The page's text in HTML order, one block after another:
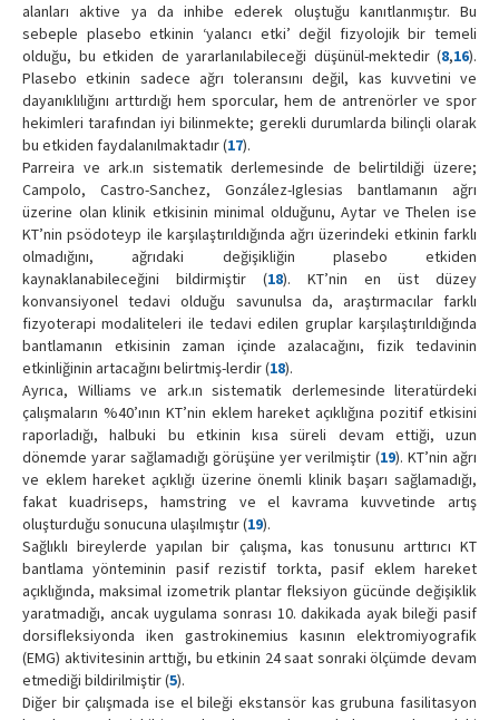
alanları aktive ya da inhibe ederek oluştuğu kanıtlanmıştır. Bu
sebeple plasebo etkinin ‘yalancı etki’ değil fizyolojik bir temeli
olduğu, bu etkiden de yararlanılabileceği düşünül-mektedir (8,16).
Plasebo etkinin sadece ağrı toleransını değil, kas kuvvetini ve
dayanıklılığını arttırdığı hem sporcular, hem de antrenörler ve spor
hekimleri tarafından iyi bilinmekte; gerekli durumlarda bilinçli olarak
bu etkiden faydalanılmaktadır (17).
Parreira ve ark.ın sistematik derlemesinde de belirtildiği üzere;
Campolo, Castro-Sanchez, González-Iglesias bantlamanın ağrı
üzerine olan klinik etkisinin minimal olduğunu, Aytar ve Thelen ise
KT’nin psödoteyp ile karşılaştırıldığında ağrı üzerindeki etkinin farklı
olmadığını, ağrıdaki değişikliğin plasebo etkiden
kaynaklanabileceğini bildirmiştir (18). KT’nin en üst düzey
konvansiyonel tedavi olduğu savunulsa da, araştırmacılar farklı
fizyoterapi modaliteleri ile tedavi edilen gruplar karşılaştırıldığında
bantlamanın etkisinin zaman içinde azalacağını, fizik tedavinin
etkinliğinin artacağını belirtmiş-lerdir (18).
Ayrıca, Williams ve ark.ın sistematik derlemesinde literatürdeki
çalışmaların %40’ının KT’nin eklem hareket açıklığına pozitif etkisini
raporladığı, halbuki bu etkinin kısa süreli devam ettiği, uzun
dönemde yarar sağlamadığı görüşüne yer verilmiştir (19). KT’nin ağrı
ve eklem hareket açıklığı üzerine önemli klinik başarı sağlamadığı,
fakat kuadriseps, hamstring ve el kavrama kuvvetinde artış
oluşturduğu sonucuna ulaşılmıştır (19).
Sağlıklı bireylerde yapılan bir çalışma, kas tonusunu arttırıcı KT
bantlama yönteminin pasif rezistif torkta, pasif eklem hareket
açıklığında, maksimal izometrik plantar fleksiyon gücünde değişiklik
yaratmadığı, ancak uygulama sonrası 10. dakikada ayak bileği pasif
dorsifleksiyonda iken gastrokinemius kasının elektromiyografik
(EMG) aktivitesinin arttığı, bu etkinin 24 saat sonraki ölçümde devam
etmediği bildirilmiştir (5).
Diğer bir çalışmada ise el bileği ekstansör kas grubuna fasilitasyon